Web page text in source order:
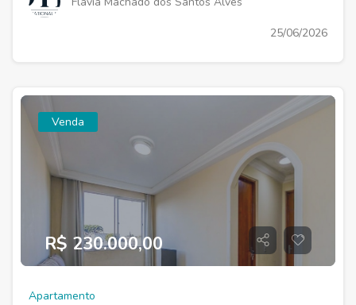
25/06/2026
Venda
R$ 230.000,00
Apartamento